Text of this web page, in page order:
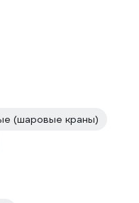
(шаровые краны)